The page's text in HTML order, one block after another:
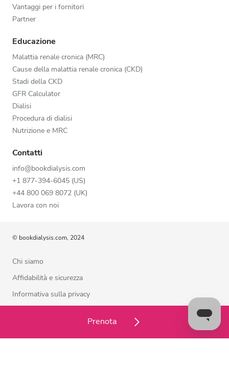
Prenota
Vantaggi per i fornitori
Partner
Educazione
Malattia renale cronica (MRC)
Cause della malattia renale cronica (CKD)
Stadi della CKD
GFR Calculator
Dialisi
Procedura di dialisi
Nutrizione e MRC
Contatti
info@bookdialysis.com
+1 877-394-6045 (US)
+44 800 069 8072 (UK)
Lavora con noi
© bookdialysis.com, 2024
Chi siamo
Affidabilità e sicurezza
Informativa sulla privacy